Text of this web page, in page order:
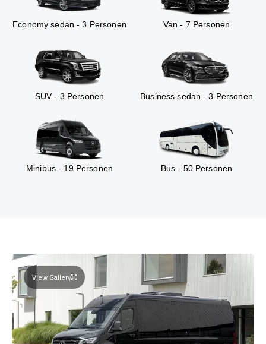
Economy sedan - 3 Personen Van - 7 Personen
SUV - 3 Personen Business sedan - 3 Personen
Minibus - 19 Personen Bus - 50 Personen
View Gallery